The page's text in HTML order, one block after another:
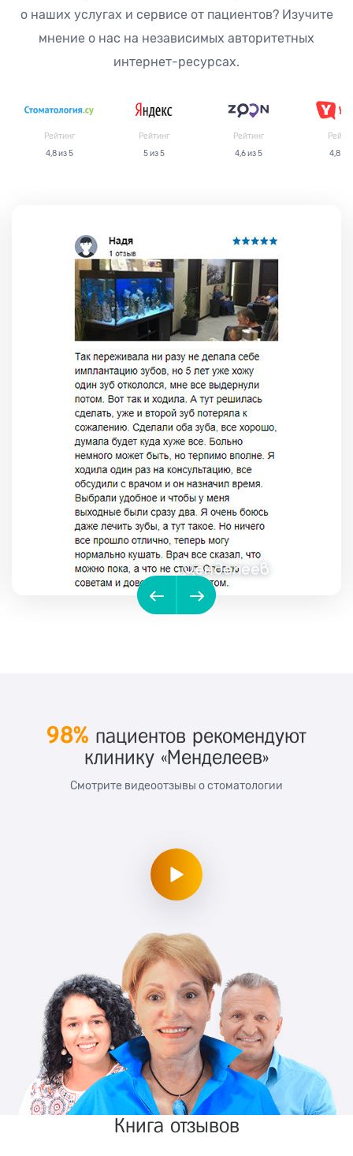
о наших услугах и сервисе от пациентов? Изучите
мнение о нас на независимых авторитетных
интернет-ресурсах.
Рейтинг
4,8 из 5
Рейтинг
5 из 5
Рейтинг
4,6 из 5
4,8 из
98% пациентов рекомендуют
клинику «Менделеев»
Смотрите видеоотзывы о стоматологии
Книга отзывов